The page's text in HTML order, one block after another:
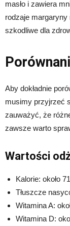
masło i zawiera
rodzaje margaryny
szkodliwe dla
Aby dokładnie
musimy przyjrzeć
zauważyć, że
zawsze warto
Wartości
Kalorie: około
Tłuszcze
Witamina A:
Witamina D: